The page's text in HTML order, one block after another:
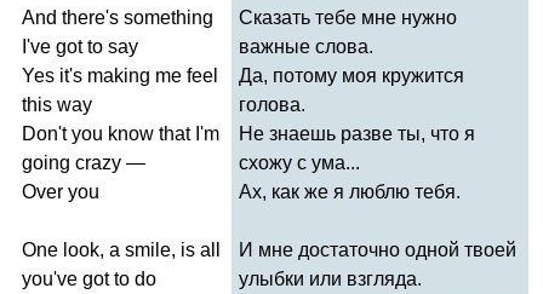
And there's something
I've got to say
Yes it's making me feel
this way
Don't you know that I'm
going crazy —
Over you
One look, a smile, is all
you've got to do
Сказать тебе мне нужно
важные слова.
Да, потому моя кружится
голова.
Не знаешь разве ты, что я
схожу с ума...
Ах, как же я люблю тебя.
И мне достаточно одной твоей
улыбки или взгляда.